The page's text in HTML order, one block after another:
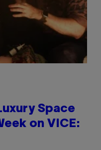
Space
on VICE: